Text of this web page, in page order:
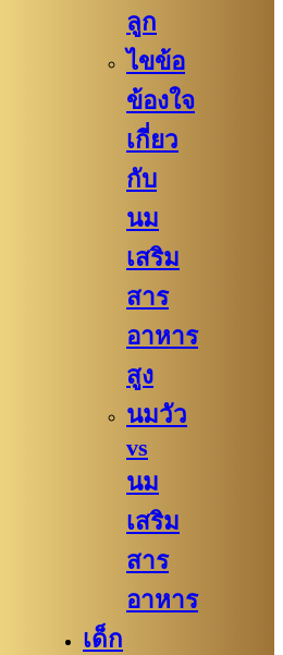
ลูก
ไขข้อ
ข้องใจ
เกี่ยว
กับ
นม
เสริม
สาร
อาหาร
สูง
นมวัว
vs
นม
เสริม
สาร
อาหาร
เด็ก